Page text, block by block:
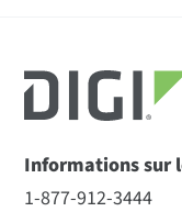
Informations sur
1-877-912-3444